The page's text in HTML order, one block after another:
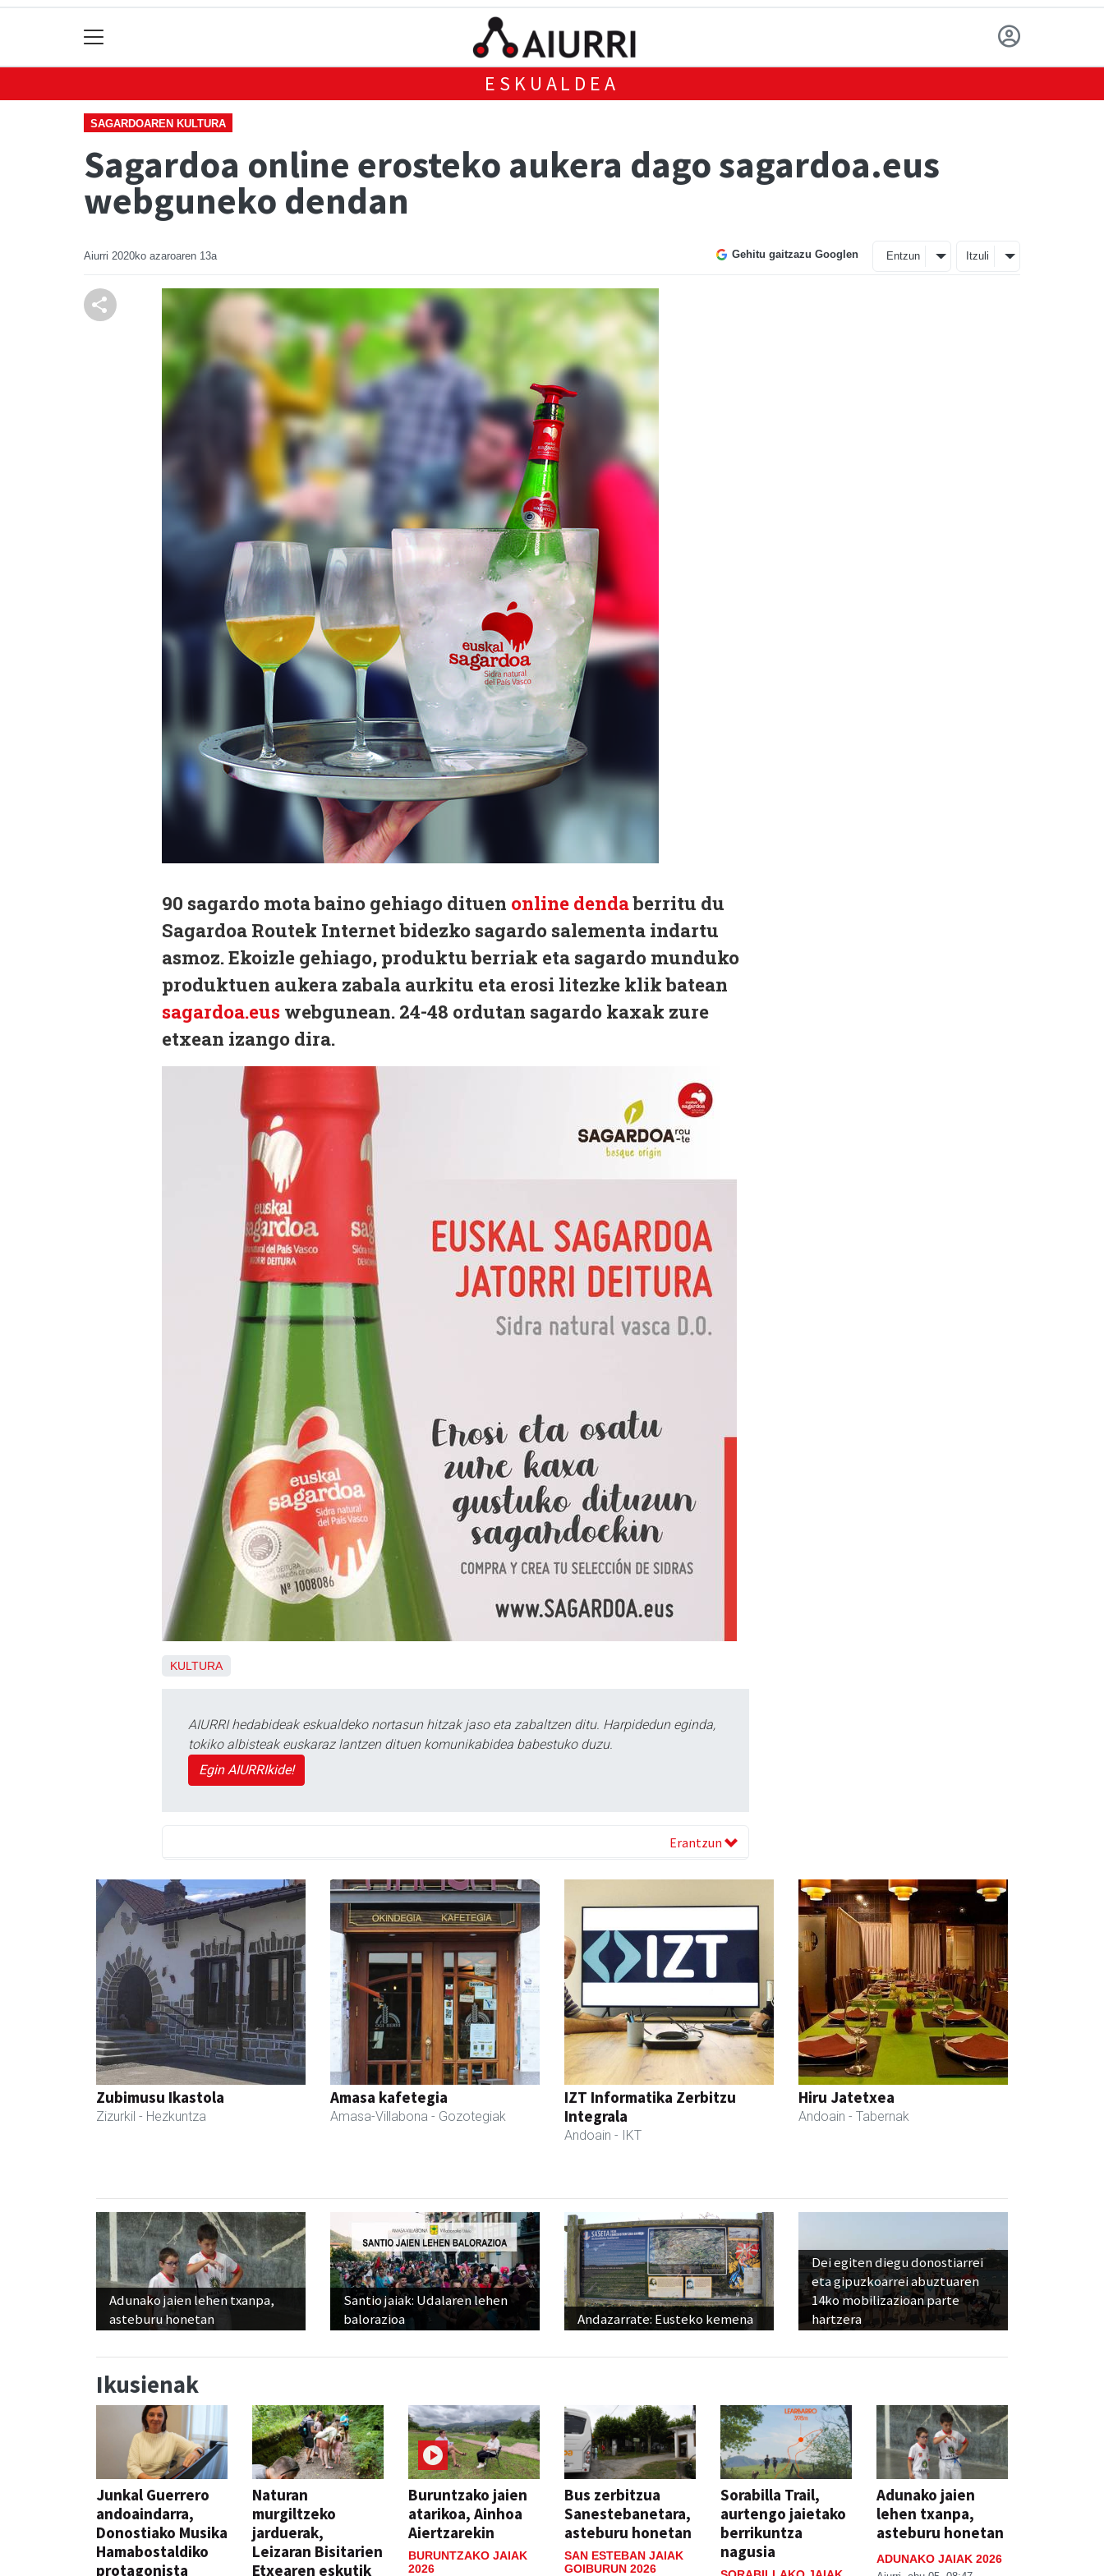
ESKUALDEA
SAGARDOAREN KULTURA
Sagardoa online erosteko aukera dago sagardoa.eus
webguneko dendan
Aiurri 2020ko azaroaren 13a Gehitu gaitzazu Googlen Entzun Itzuli
90 sagardo mota baino gehiago dituen online dendaberritu du
Sagardoa Routek Internet bidezko sagardo salementa indartu
asmoz. Ekoizle gehiago, produktu berriak eta sagardo munduko
produktuen aukera zabala aurkitu eta erosi litezke klik batean
sagardoa.eus webgunean. 24-48 ordutan sagardo kaxak zure
etxean izango dira.
KULTURA
AIURRI hedabideak eskualdeko nortasun hitzak jaso eta zabaltzen ditu. Harpidedun eginda,
tokiko albisteak euskaraz lantzen dituen komunikabidea babestuko duzu.
Egin AIURRIkide!
Erantzun
Zubimusu Ikastola
Zizurkil - Hezkuntza
Amasa kafetegia
Amasa-Villabona - Gozotegiak
IZT Informatika Zerbitzu
Integrala
Andoain - IKT
Hiru Jatetxea
Andoain - Tabernak
Adunako jaien lehen txanpa,
asteburu honetan
Santio jaiak: Udalaren lehen
balorazioa
Andazarrate: Eusteko kemena
Dei egiten diegu donostiarrei
eta gipuzkoarrei abuztuaren
14ko mobilizazioan parte
hartzera
Ikusienak
Junkal Guerrero
andoaindarra,
Donostiako Musika
Hamabostaldiko
protagonista
Naturan
murgiltzeko
jarduerak,
Leizaran Bisitarien
Etxearen eskutik
Buruntzako jaien
atarikoa, Ainhoa
Aiertzarekin
BURUNTZAKO JAIAK
2026
Bus zerbitzua
Sanestebanetara,
asteburu honetan
SAN ESTEBAN JAIAK
GOIBURUN 2026
Sorabilla Trail,
aurtengo jaietako
berrikuntza
nagusia
Adunako jaien
lehen txanpa,
asteburu honetan
ADUNAKO JAIAK 2026